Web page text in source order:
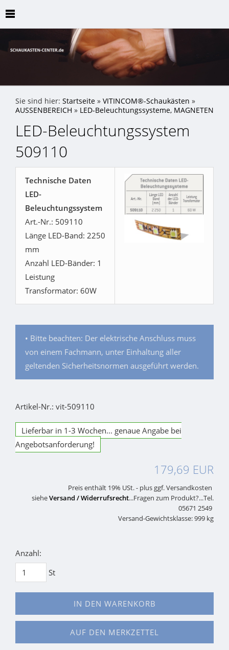
Sie sind hier: Startseite » VITINCOM®-Schaukästen »
AUSSENBEREICH » LED-Beleuchtungssysteme, MAGNETEN
LED-Beleuchtungssystem
509110
Technische Daten
LED-
Beleuchtungssystem
Art.-Nr.: 509110
Länge LED-Band: 2250
mm
Anzahl LED-Bänder: 1
Leistung
Transformator: 60W
• Bitte beachten: Der elektrische Anschluss muss
von einem Fachmann, unter Einhaltung aller
geltenden Sicherheitsnormen ausgeführt werden.
Artikel-Nr.: vit-509110
Lieferbar in 1-3 Wochen... genaue Angabe bei
Angebotsanforderung!
179,69 EUR
Preis enthält 19% USt. - plus ggf. Versandkosten
sieheVersand / Widerrufsrecht...Fragen zum Produkt?...Tel.
05671 2549
Versand-Gewichtsklasse: 999 kg
Anzahl:
St
IN DEN WARENKORB
AUF DEN MERKZETTEL